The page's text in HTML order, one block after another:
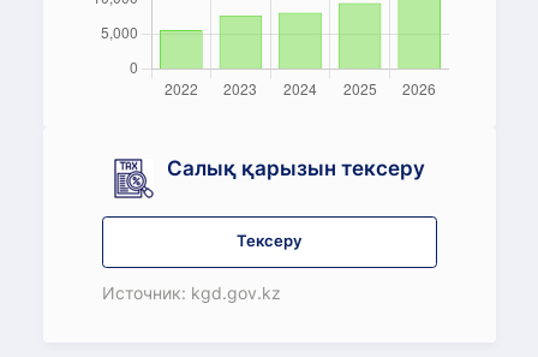
Салық қарызын тексеру
Тексеру
Источник: kgd.gov.kz